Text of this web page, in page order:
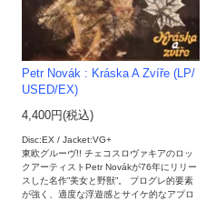
Petr Novák : Kráska A Zvíře (LP/
USED/EX)
4,400円(税込)
Disc:EX / Jacket:VG+
東欧グルーヴ!! チェコスロヴァキアのロッ
クアーティストPetr Novákが76年にリリー
スした名作”美女と野獣”。 プログレ的要素
が強く、適度な浮遊感とサイケ的なアプロ